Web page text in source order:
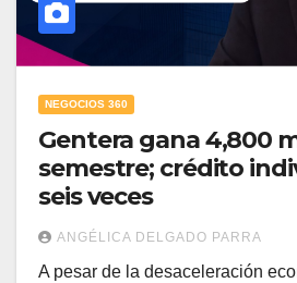
NEGOCIOS 360
Gentera gana 4,800
semestre; crédito
seis veces
ANGÉLICA DELGADO PARRA
A pesar de la desaceleración